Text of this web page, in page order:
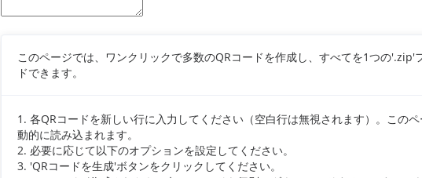
このページでは、ワンクリックで多数のQRコードを作成し、すべてを1つの'.zip'
ドできます。
1. 各QRコードを新しい行に入力してください（空白行は無視されます）。この
動的に読み込まれます。
2. 必要に応じて以下のオプションを設定してください。
3. 'QRコードを生成'ボタンをクリックしてください。